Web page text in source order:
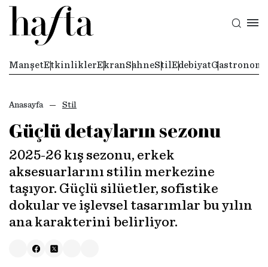
ManşetEtkinliklerEkranSahneStil EdebiyatGastronomi
Anasayfa Stil
Güçlü detayların sezonu
2025-26 kış sezonu, erkek
aksesuarlarını stilin merkezine
taşıyor. Güçlü silüetler, sofistike
dokular ve işlevsel tasarımlar bu yılın
ana karakterini belirliyor.